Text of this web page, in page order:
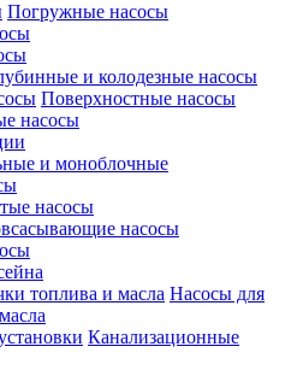
Погружные насосы
и колодезные насосы
Поверхностные насосы
насосы
и моноблочные
насосы
насосы
Насосы для
Канализационные